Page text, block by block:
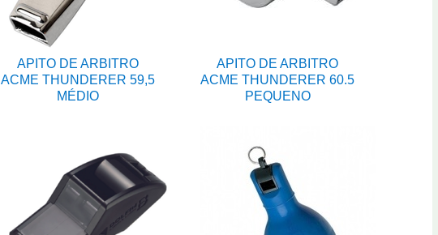
APITO DE ARBITRO
ACME THUNDERER 59,5
MÉDIO
APITO DE ARBITRO
ACME THUNDERER 60.5
PEQUENO